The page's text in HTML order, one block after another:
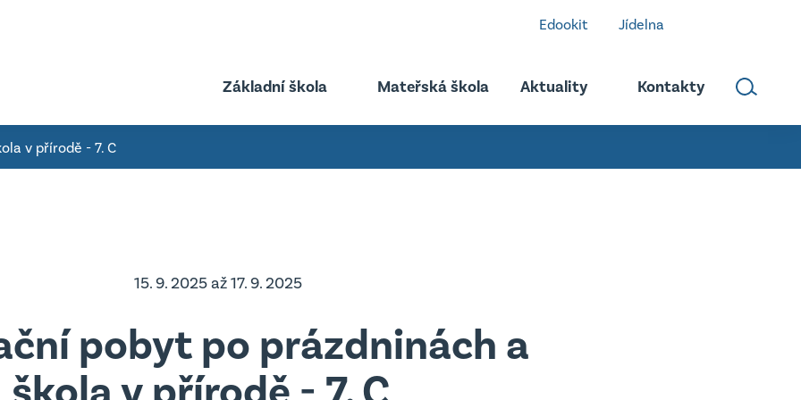
Základní škola
Důležité dokumenty
Školská rada
Školní parlament
Mateřská škola Aktuality Kontakty
Edookit Jídelna
v přírodě - 7. C
15. 9. 2025 až 17. 9. 2025
pobyt po prázdninách a